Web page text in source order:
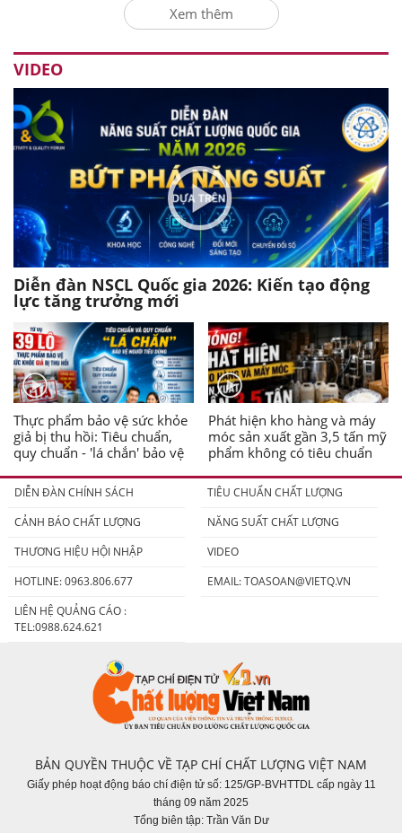
Xem thêm
VIDEO
Diễn đàn NSCL Quốc gia 2026: Kiến tạo động
lực tăng trưởng mới
Thực phẩm bảo vệ sức khỏe
giả bị thu hồi: Tiêu chuẩn,
quy chuẩn - 'lá chắn' bảo vệ
Phát hiện kho hàng và máy
móc sản xuất gần 3,5 tấn mỹ
phẩm không có tiêu chuẩn
DIỄN ĐÀN CHÍNH SÁCH
TIÊU CHUẨN CHẤT LƯỢNG
CẢNH BÁO CHẤT LƯỢNG
NĂNG SUẤT CHẤT LƯỢNG
THƯƠNG HIỆU HỘI NHẬP
VIDEO
HOTLINE: 0963.806.677
EMAIL:TOASOAN@VIETQ.VN
LIÊN HỆ QUẢNG CÁO :
TEL:0988.624.621
BẢN QUYỀN THUỘC VỀ TẠP CHÍ CHẤT LƯỢNG VIỆT NAM
Giấy phép hoạt động báo chí điện tử số: 125/GP-BVHTTDL cấp ngày 11
tháng 09 năm 2025
Tổng biên tập: Trần Văn Dư